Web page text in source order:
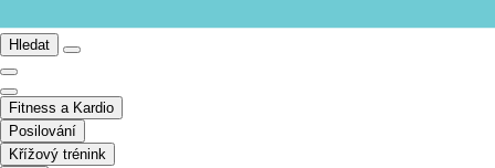
Hledat
Fitness a Kardio
Posilování
Křížový trénink